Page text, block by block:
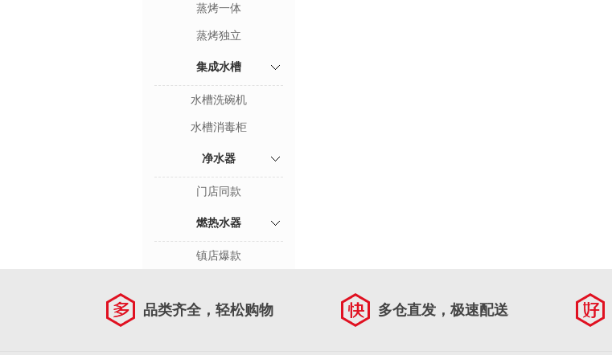
蒸烤一体
蒸烤独立
集成水槽
水槽洗碗机
水槽消毒柜
净水器
门店同款
燃热水器
镇店爆款
品类齐全，轻松购物 多仓直发，极速配送